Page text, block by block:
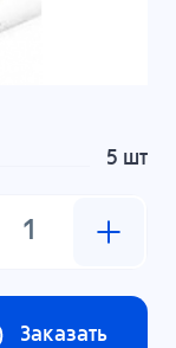
5 шт
Заказать